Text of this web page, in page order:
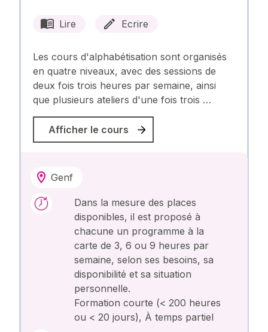
Lire Ecrire
Les cours d'alphabétisation sont organisés
en quatre niveaux, avec des sessions de
deux fois trois heures par semaine, ainsi
que plusieurs ateliers d'une fois trois …
Afficher le cours
Genf
Dans la mesure des places
disponibles, il est proposé à
chacune un programme à la
carte de 3, 6 ou 9 heures par
semaine, selon ses besoins, sa
disponibilité et sa situation
personnelle.
Formation courte (< 200 heures
ou < 20 jours), À temps partiel